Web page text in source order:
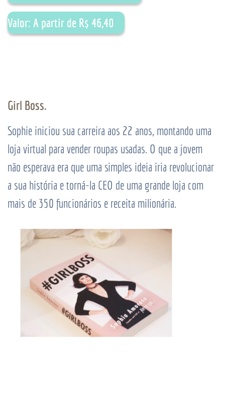
Valor: A partir de R$ 46,40
Girl Boss.
Sophie iniciou sua carreira aos 22 anos, montando uma
loja virtual para vender roupas usadas. O que a jovem
não esperava era que uma simples ideia iria revolucionar
a sua história e torná-la CEO de uma grande loja com
mais de 350 funcionários e receita milionária.